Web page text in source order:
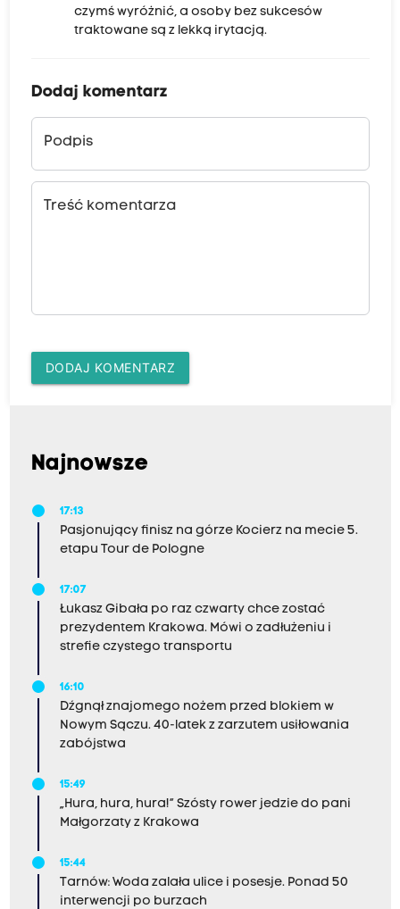
czymś wyróżnić, a osoby bez sukcesów
traktowane są z lekką irytacją.
Dodaj komentarz
Podpis
Treść komentarza
DODAJ KOMENTARZ
Najnowsze
17:13
Pasjonujący finisz na górze Kocierz na mecie 5.
etapu Tour de Pologne
17:07
Łukasz Gibała po raz czwarty chce zostać
prezydentem Krakowa. Mówi o zadłużeniu i
strefie czystego transportu
16:10
Dźgnął znajomego nożem przed blokiem w
Nowym Sączu. 40-latek z zarzutem usiłowania
zabójstwa
15:49
„Hura, hura, hura!” Szósty rower jedzie do pani
Małgorzaty z Krakowa
15:44
Tarnów: Woda zalała ulice i posesje. Ponad 50
interwencji po burzach